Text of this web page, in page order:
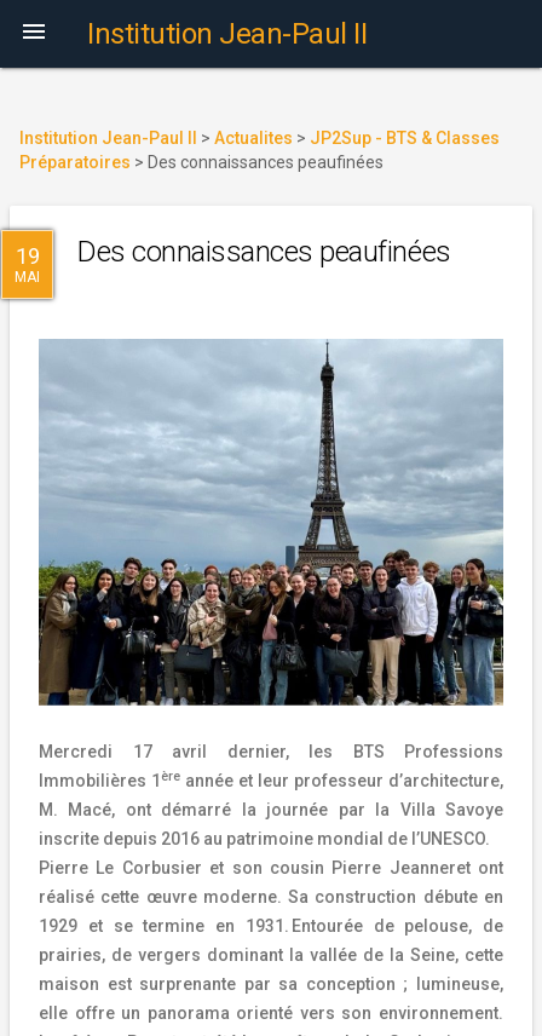
 Institution Jean-Paul II
Institution Jean-Paul II > Actualites > JP2Sup - BTS & Classes
Préparatoires > Des connaissances peaufinées
19
MAI
Des connaissances peaufinées
Mercredi 17 avril dernier, les BTS Professions
Immobilières 1 ère année et leur professeur d’architecture,
M. Macé, ont démarré la journée par la Villa Savoye
inscrite depuis 2016 au patrimoine mondial de l’UNESCO.
Pierre Le Corbusier et son cousin Pierre Jeanneret ont
réalisé cette œuvre moderne. Sa construction débute en
1929 et se termine en 1931. Entourée de pelouse, de
prairies, de vergers dominant la vall ée de la Seine, cette
maison est surprenante par sa conception ; lumineuse,
elle offre un panorama orienté vers son environnement.